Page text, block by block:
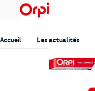
menu
Accueil Les actualités